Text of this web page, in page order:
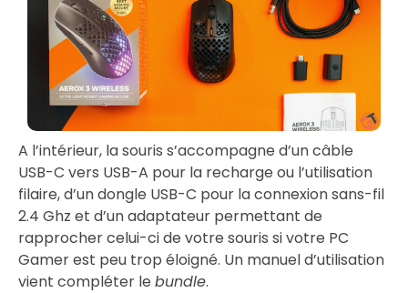
A l’intérieur, la souris s’accompagne d’un câble
USB-C vers USB-A pour la recharge ou l’utilisation
filaire, d’un dongle USB-C pour la connexion sans-fil
2.4 Ghz et d’un adaptateur permettant de
rapprocher celui-ci de votre souris si votre PC
Gamer est peu trop éloigné. Un manuel d’utilisation
vient compléter le bundle.